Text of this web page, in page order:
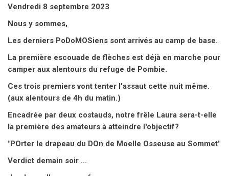
Vendredi 8 septembre 2023
Nous y sommes,
Les derniers PoDoMOSiens sont arrivés au camp de base.
La première escouade de flèches est déjà en marche pour
camper aux alentours du refuge de Pombie.
Ces trois premiers vont tenter l'assaut cette nuit même.
(aux alentours de 4h du matin.)
Encadrée par deux costauds, notre frêle Laura sera-t-elle
la première des amateurs à atteindre l'objectif?
"POrter le drapeau du DOn de Moelle Osseuse au Sommet"
Verdict demain soir ...